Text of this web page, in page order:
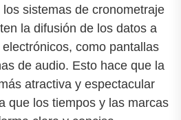
sistemas de cronometraje
la difusión de los datos a
como pantallas
de audio. Esto hace que la
atractiva y espectacular
que los tiempos y las marcas